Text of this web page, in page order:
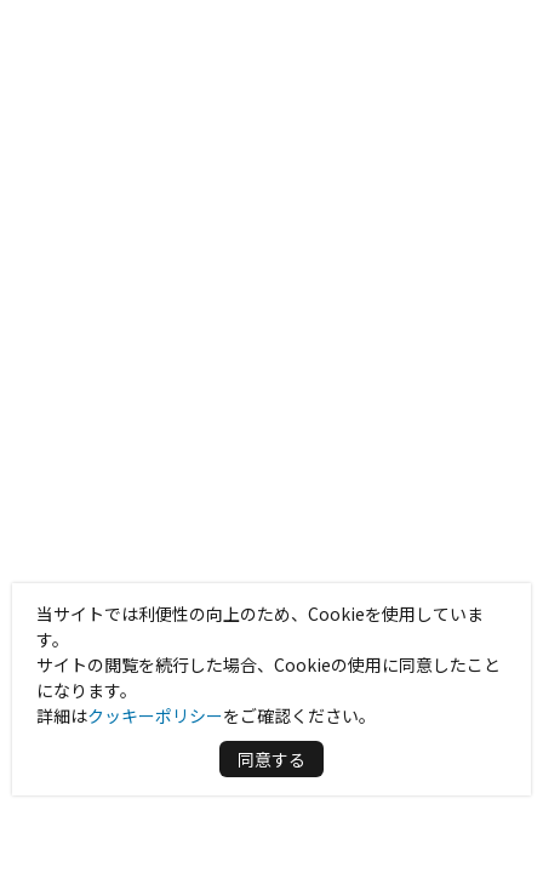
当サイトでは利便性の向上のため、Cookieを使用していま
す。
サイトの閲覧を続行した場合、Cookieの使用に同意したこと
になります。
詳細はクッキーポリシーをご確認ください。
同意する